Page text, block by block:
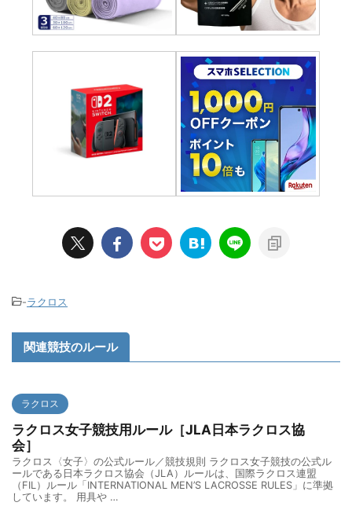
-ラクロス
関連競技のルール
ラクロス
ラクロス女子競技用ルール［JLA日本ラクロス協
会］
ラクロス〈女子〉の公式ルール／競技規則 ラクロス女子競技の公式ル
ールである日本ラクロス協会（JLA）ルールは、国際ラクロス連盟
（FIL）ルール「INTERNATIONAL MEN’S LACROSSE RULES」に準拠
しています。 用具や …